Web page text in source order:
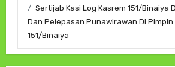
Sertijab Kasi Log Kasrem 151/Binaiya
Dan Pelepasan Punawirawan Di
151/Binaiya